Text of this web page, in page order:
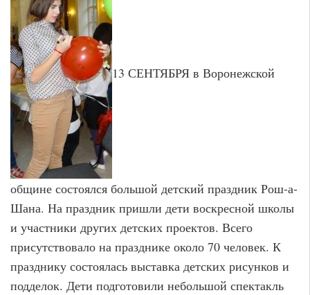
13 СЕНТЯБРЯ в Воронежской
общине состоялся большой детский праздник Рош-а-
Шана. На праздник пришли дети воскресной школы
и участники других детских проектов. Всего
присутствовало на празднике около 70 человек. К
празднику состоялась выставка детских рисунков и
подделок. Дети подготовили небольшой спектакль